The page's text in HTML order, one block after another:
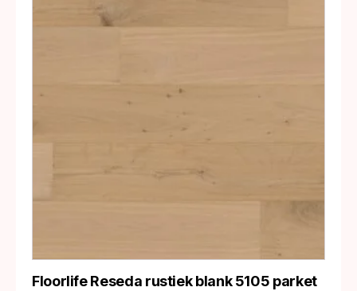
Floorlife Reseda rustiek blank 5105 parket